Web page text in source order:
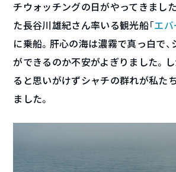
チウォッチングの日がやってきまし
た長谷川雄紀さん率いる観光船「エバ
に乗船。肝心の海は濃霧で真っ白で
ができるのか不安がよぎりました。
ると思いがけずシャチの群れが私た
ました。